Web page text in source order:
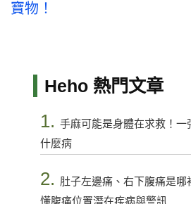
寶物！
Heho 熱門文章
1. 手麻可能是身體在求救！一
什麼病
2. 肚子左邊痛、右下腹痛是哪
懂腹痛位置潛在疾病與警訊